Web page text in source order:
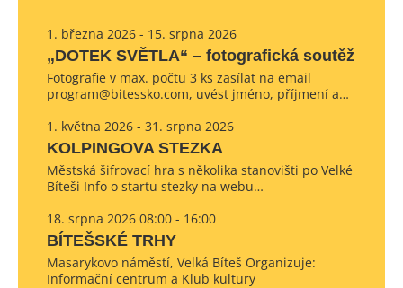
1. března 2026 - 15. srpna 2026
„DOTEK SVĚTLA“ – fotografická soutěž
Fotografie v max. počtu 3 ks zasílat na email
program@bitessko.com, uvést jméno, příjmení a…
1. května 2026 - 31. srpna 2026
KOLPINGOVA STEZKA
Městská šifrovací hra s několika stanovišti po Velké
Bíteši Info o startu stezky na webu…
18. srpna 2026 08:00 - 16:00
BÍTEŠSKÉ TRHY
Masarykovo náměstí, Velká Bíteš Organizuje:
Informační centrum a Klub kultury